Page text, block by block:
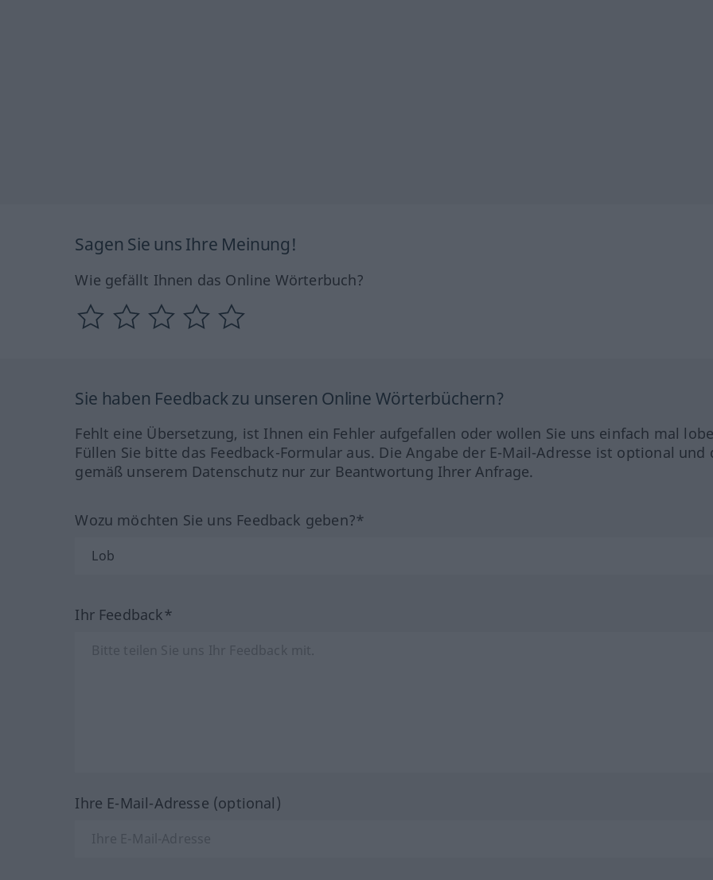
Sagen Sie uns Ihre Meinung!
Wie gefällt Ihnen das Online Wörterbuch?
Sie haben Feedback zu unseren Online Wörterbüchern?
Fehlt eine Übersetzung, ist Ihnen ein Fehler aufgefallen oder wollen Sie uns einfach mal
Füllen Sie bitte das Feedback-Formular aus. Die Angabe der E-Mail-Adresse ist optional und
gemäß unserem Datenschutz nur zur Beantwortung Ihrer Anfrage.
Wozu möchten Sie uns Feedback geben?*
Ihr Feedback*
Ihre E-Mail-Adresse (optional)